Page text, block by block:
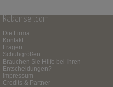
Rabanser.com
Die Firma
Kontakt
Fragen
Schuhgrößen
Brauchen Sie Hilfe bei Ihren
Entscheidungen?
Impressum
Credits & Partner